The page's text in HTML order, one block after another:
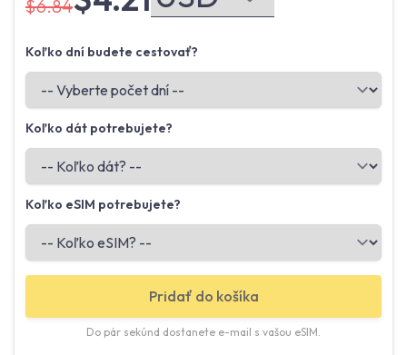
$6.84
Koľko dní budete cestovať?
Koľko dát potrebujete?
Koľko eSIM potrebujete?
Pridať do košíka
Do pár sekúnd dostanete e-mail s vašou eSIM.